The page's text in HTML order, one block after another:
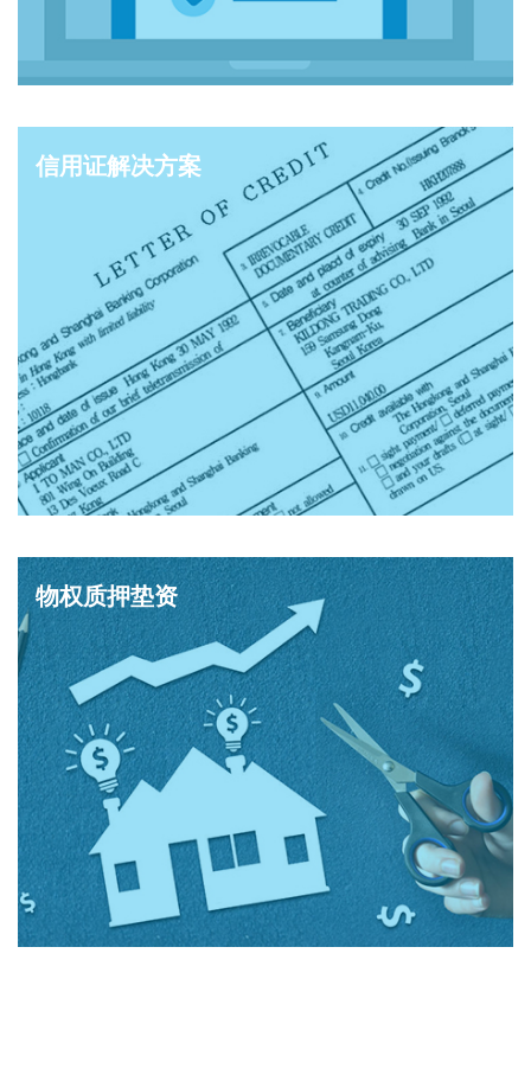
信用证解决方案
物权质押垫资